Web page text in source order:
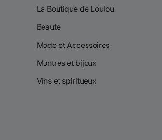
La Boutique de Loulou
Beauté
Mode et Accessoires
Montres et bijoux
Vins et spiritueux